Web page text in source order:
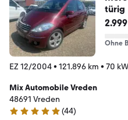
türig
Ohne
EZ 12/2004• 121.896 km • 70
Mix Automobile Vreden
48691 Vreden
5 Sterne
(44)